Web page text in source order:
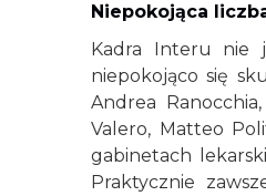
Niepokojąca
Kadra Interu nie
niepokojąco się
Andrea
Valero, Matteo
gabinetach
Praktycznie